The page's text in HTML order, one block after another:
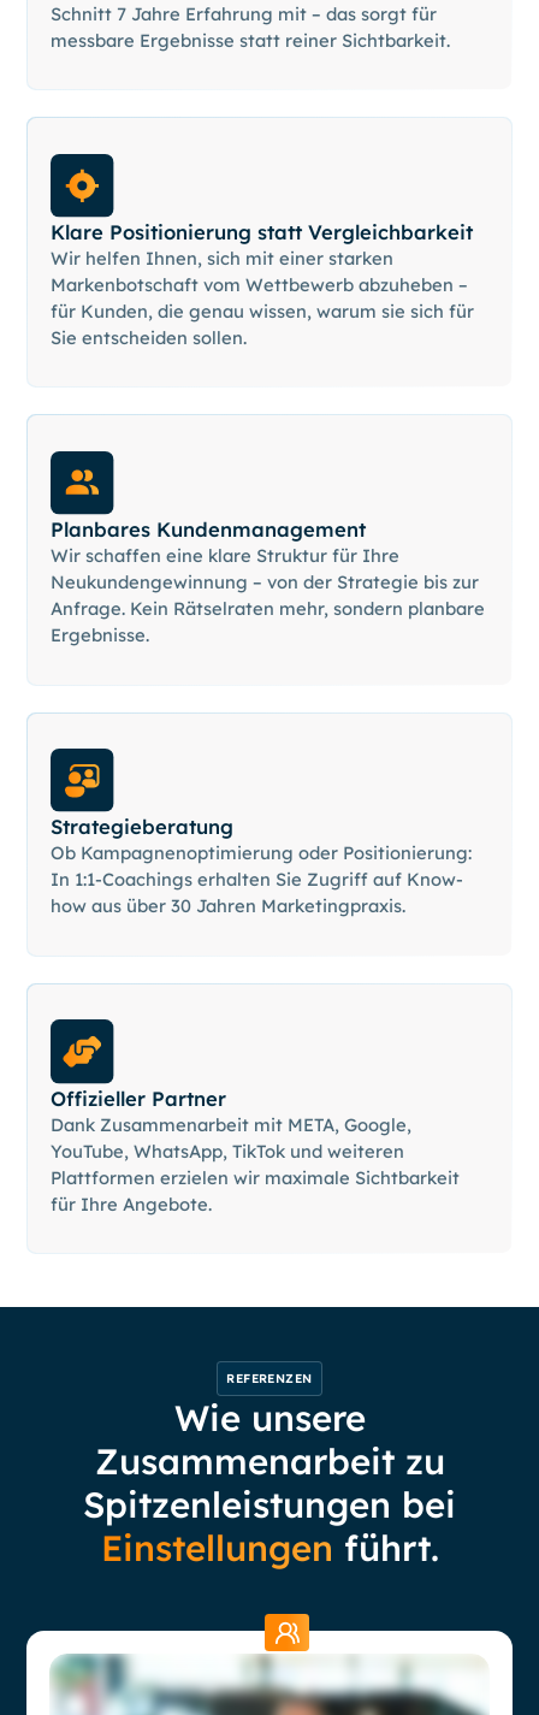
Schnitt 7 Jahre Erfahrung mit – das sorgt für
messbare Ergebnisse statt reiner Sichtbarkeit.
Klare Positionierung statt Vergleichbarkeit
Wir helfen Ihnen, sich mit einer starken
Markenbotschaft vom Wettbewerb abzuheben –
für Kunden, die genau wissen, warum sie sich für
Sie entscheiden sollen.
Planbares Kundenmanagement
Wir schaffen eine klare Struktur für Ihre
Neukundengewinnung – von der Strategie bis zur
Anfrage. Kein Rätselraten mehr, sondern planbare
Ergebnisse.
Strategieberatung
Ob Kampagnenoptimierung oder Positionierung:
In 1:1-Coachings erhalten Sie Zugriff auf Know-
how aus über 30 Jahren Marketingpraxis.
Offizieller Partner
Dank Zusammenarbeit mit META, Google,
YouTube, WhatsApp, TikTok und weiteren
Plattformen erzielen wir maximale Sichtbarkeit
für Ihre Angebote.
REFERENZEN
Wie unsere
Zusammenarbeit zu
Spitzenleistungen bei
Einstellungen führt.